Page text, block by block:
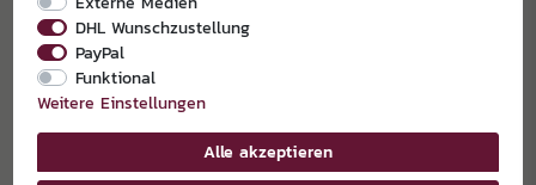
DHL Wunschzustellung
PayPal
Funktional
Weitere Einstellungen
Alle akzeptieren